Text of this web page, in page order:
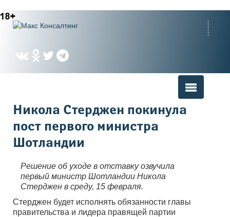
Вы здесь
Никола Стерджен покинула
пост первого министра
Шотландии
Решение об уходе в отставку озвучила
первый министр Шотландии Никола
Стерджен в среду, 15 февраля.
Стерджен будет исполнять обязанности главы
правительства и лидера правящей партии